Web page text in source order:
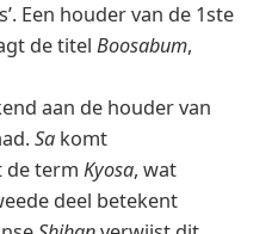
Een houder van de 1ste
de titel Boosabum,
aan de houder van
Sakomt
de term Kyosa, wat
deel betekent